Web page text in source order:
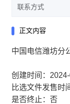
联系方式
正文内容
中国电信潍坊分
创建时间：
比选文件发售时
是否终止：否